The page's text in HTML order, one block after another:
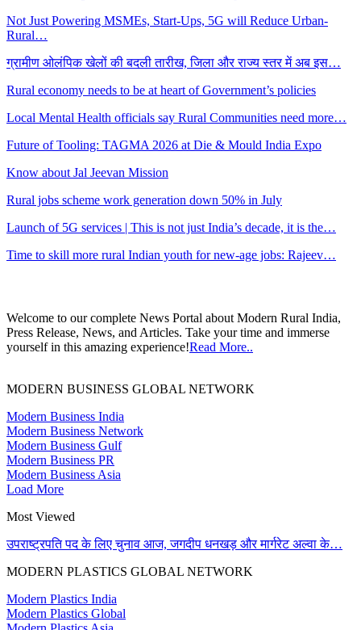
Not Just Powering MSMEs, Start-Ups, 5G will Reduce Urban-
Rural…
ग्रामीण ओलंपिक खेलों की बदली तारीख, जिला और राज्य स्तर में अब इस…
Rural economy needs to be at heart of Government’s policies
Local Mental Health officials say Rural Communities need more…
Future of Tooling: TAGMA 2026 at Die & Mould India Expo
Know about Jal Jeevan Mission
Rural jobs scheme work generation down 50% in July
Launch of 5G services | This is not just India’s decade, it is the…
Time to skill more rural Indian youth for new-age jobs: Rajeev…
Welcome to our complete News Portal about Modern Rural India,
Press Release, News, and Articles. Take your time and immerse
yourself in this amazing experience!Read More..
MODERN BUSINESS GLOBAL NETWORK
Modern Business India
Modern Business Network
Modern Business Gulf
Modern Business PR
Modern Business Asia
Load More
Most Viewed
उपराष्ट्रपति पद के लिए चुनाव आज, जगदीप धनखड़ और मार्गरेट अल्वा के…
MODERN PLASTICS GLOBAL NETWORK
Modern Plastics India
Modern Plastics Global